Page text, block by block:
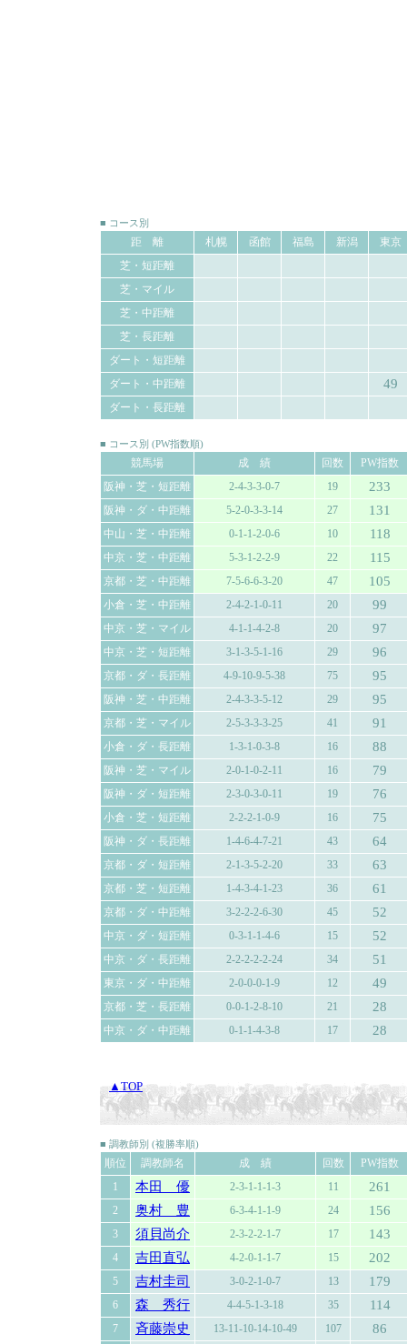
■ コース別
距 離 札幌 函館 福島 新潟
東京
芝・短距離
芝・マイル
芝・中距離
芝・長距離
ダート・短距離
ダート・中距離
49
ダート・長距離
■ コース別 (PW指数順)
競馬場 成 績 回数
PW指数
阪神・芝・短距離
2-4-3-3-0-7 19 233
阪神・ダ・中距離 5-2-0-3-3-14 27 131
中山・芝・中距離 0-1-1-2-0-6 10 118
中京・芝・中距離 5-3-1-2-2-9 22 115
京都・芝・中距離 7-5-6-6-3-20 47 105
小倉・芝・中距離 2-4-2-1-0-11 20 99
中京・芝・マイル 4-1-1-4-2-8 20 97
中京・芝・短距離 3-1-3-5-1-16 29 96
京都・ダ・長距離 4-9-10-9-5-38 75 95
阪神・芝・中距離 2-4-3-3-5-12 29 95
京都・芝・マイル 2-5-3-3-3-25 41 91
小倉・ダ・長距離 1-3-1-0-3-8 16 88
阪神・芝・マイル 2-0-1-0-2-11 16 79
阪神・ダ・短距離 2-3-0-3-0-11 19 76
小倉・芝・短距離 2-2-2-1-0-9 16 75
阪神・ダ・長距離 1-4-6-4-7-21 43 64
京都・ダ・短距離 2-1-3-5-2-20 33 63
京都・芝・短距離 1-4-3-4-1-23 36 61
京都・ダ・中距離 3-2-2-2-6-30 45 52
中京・ダ・短距離 0-3-1-1-4-6 15 52
中京・ダ・長距離 2-2-2-2-2-24 34 51
東京・ダ・中距離 2-0-0-0-1-9 12 49
京都・芝・長距離 0-0-1-2-8-10 21 28
中京・ダ・中距離 0-1-1-4-3-8 17 28
▲TOP
■ 調教師別 (複勝率順)
順位 調教師名 成 績 回数
PW指数
1
本田 優 2-3-1-1-1-3 11 261
2 奥村 豊 6-3-4-1-1-9 24 156
3 須貝尚介 2-3-2-2-1-7 17 143
4 吉田直弘 4-2-0-1-1-7 15 202
5 吉村圭司 3-0-2-1-0-7 13 179
6 森 秀行 4-4-5-1-3-18 35 114
7 斉藤崇史 13-11-10-14-10-49 107 86